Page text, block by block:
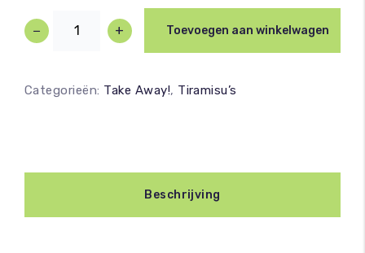
− + Toevoegen aan winkelwagen
Categorieën: Take Away!, Tiramisu’s
Beschrijving